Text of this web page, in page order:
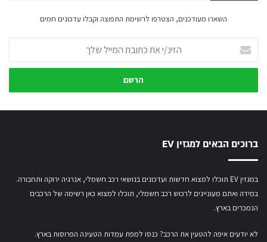
השארו מעודכנים, הצטרפו לרשימת התפוצה וקבלו עדכונים חמים
את
כתובת
שלך
ברוכים הבאים למגזין EV
במגזין EV תוכלו למצוא חדשות ועדכונים בנושאי רכב חשמלי, אנרגיה ירוקה ותחבורה.
במידה ואתם מעוניינים לרכוש רכב חשמלי, תוכלו למצוא כאן רשימה של הרכבים
הנמכרים בארץ.
לא יודעים איפה להטעין את הרכב? כנסו למפת עמדות הטעינה הפרוסות בארץ.